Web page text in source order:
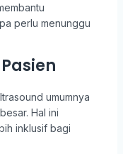
perlu menunggu
umumnya
Hal ini
inklusif bagi